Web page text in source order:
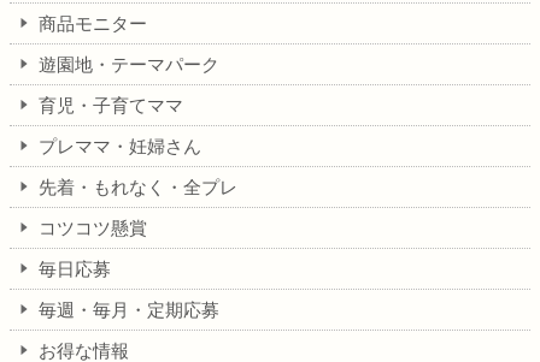
商品モニター
遊園地・テーマパーク
育児・子育てママ
プレママ・妊婦さん
先着・もれなく・全プレ
コツコツ懸賞
毎日応募
毎週・毎月・定期応募
お得な情報